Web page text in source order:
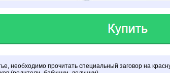
необходимо прочитать специальный заговор на